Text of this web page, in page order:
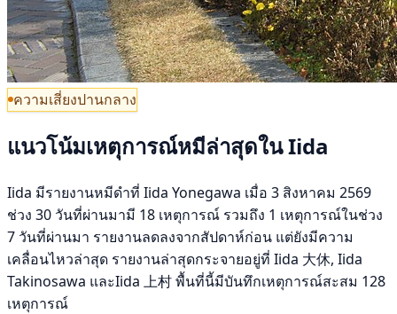
ความเสี่ยงปานกลาง
แนวโน้มเหตุการณ์หมีล่าสุดใน Iida
Iida มีรายงานหมีดำที่ Iida Yonegawa เมื่อ 3 สิงหาคม 2569
ช่วง 30 วันที่ผ่านมามี 18 เหตุการณ์ รวมถึง 1 เหตุการณ์ในช่วง
7 วันที่ผ่านมา รายงานลดลงจากสัปดาห์ก่อน แต่ยังมีความ
เคลื่อนไหวล่าสุด รายงานล่าสุดกระจายอยู่ที่ Iida 大休, Iida
Takinosawa และIida 上村 พื้นที่นี้มีบันทึกเหตุการณ์สะสม 128
เหตุการณ์